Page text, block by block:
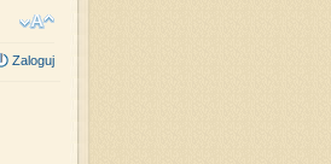
Zaloguj